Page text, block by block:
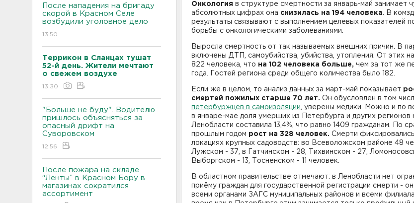
После нападения на бригаду
скорой в Красном Селе
возбудили уголовное дело
13:50
Террикон в Сланцах тушат
52-й день. Жители мечтают
о свежем воздухе
13:30
"Больше не буду". Водителю
пришлось объясняться за
опасный дрифт на
Суворовском
12:56
После пожара на складе
“Ленты” в Красном Бору в
магазинах сократился
ассортимент
Онкология в структуре смертности за январь-май занимает
абсолютных цифрах она снизилась на 194 человека . В
результаты связывают с выполнением целевых показателей
борьбы с онкологическими заболеваниями.
Выросла смертность от так называемых внешних причин. В
включены ДТП, самоубийства, убийства, утопления. От этих
822 человека, что на 102 человека больше, чем за тот же
года. Гостей региона среди общего количества было 182.
Если же в целом, то анализ данных за март-май показывает
смертей пожилых старше 70 лет. Он обусловлен в том
петербуржцев в самоизоляции , уверены медики. Можно и по
в январе-мае доля умерших из Петербурга и других регионов
Ленобласти составила 13,4%, что равно 1409 гражданам. По
прошлым годом рост на 328 человек. Смерти
локациях крупных садоводств: во Всеволожском районе 48
Лужском - 37, в Гатчинском - 28, Тихвинском - 27,
Выборгском - 13, Тосненском - 11 человек.
В областном правительстве отмечают: в Ленобласти нет
приёму граждан для государственной регистрации смерти -
всеми органами ЗАГС муниципальных районов и всеми